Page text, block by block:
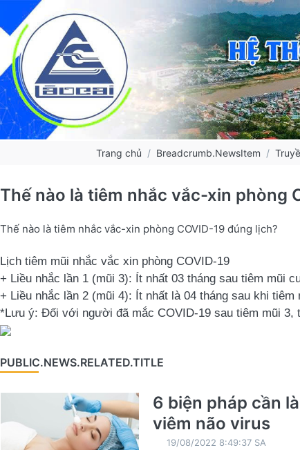
Trang chủ Breadcrumb.NewsItem
Thế nào là tiêm nhắc vắc-xin phòng
Thế nào là tiêm nhắc vắc-xin phòng COVID-19 đúng lịch?
Lịch tiêm mũi nhắc vắc xin phòng COVID-19
+ Liều nhắc lần 1 (mũi 3): Ít nhất 03 tháng sau tiêm mũi
+ Liều nhắc lần 2 (mũi 4): Ít nhất là 04 tháng sau khi tiêm
*Lưu ý: Đối với người đã mắc COVID-19 sau tiêm mũi 3,
PUBLIC.NEWS.RELATED.TITLE
6 biện pháp cần
viêm não virus
19/08/2022 8:49:37 SA